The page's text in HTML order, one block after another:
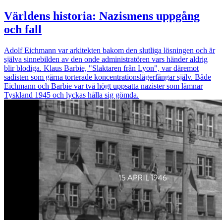
Världens historia: Nazismens uppgång
och fall
Adolf Eichmann var arkitekten bakom den slutliga lösningen och är
själva sinnebilden av den onde administratören vars händer aldrig
blir blodiga. Klaus Barbie, "Slaktaren från Lyon", var däremot
sadisten som gärna torterade koncentrationslägerfångar själv. Både
Eichmann och Barbie var två högt uppsatta nazister som lämnar
Tyskland 1945 och lyckas hålla sig gömda.